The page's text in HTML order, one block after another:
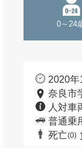
0～24
2020年
奈良市
人対車
普通乗
死亡(0)